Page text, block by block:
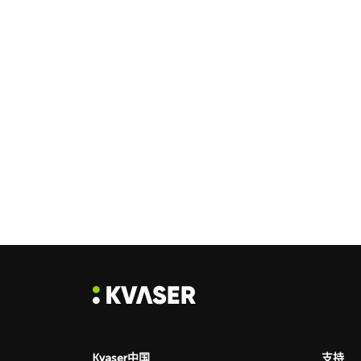
Kvaser中国 支持